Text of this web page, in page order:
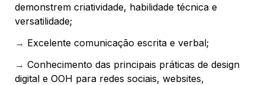
demonstrem criatividade, habilidade técnica e
versatilidade;
→ Excelente comunicação escrita e verbal;
→ Conhecimento das principais práticas de design
digital e OOH para redes sociais, websites,